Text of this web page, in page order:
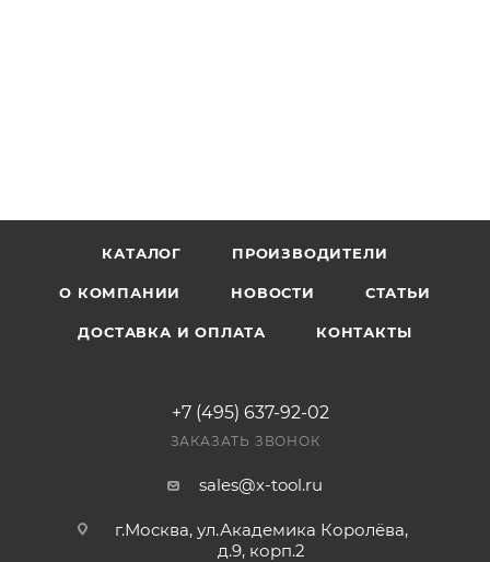
КАТАЛОГ ПРОИЗВОДИТЕЛИ
О КОМПАНИИ НОВОСТИ СТАТЬИ
ДОСТАВКА И ОПЛАТА КОНТАКТЫ
+7 (495) 637-92-02
ЗАКАЗАТЬ ЗВОНОК
sales@x-tool.ru
г.Москва, ул.Академика Королёва,
д.9, корп.2